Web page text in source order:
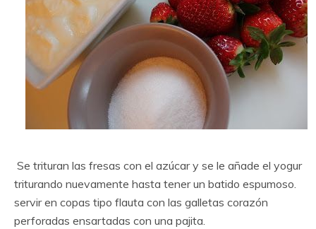
Se trituran las fresas con el azúcar y se le añade el yogur
triturando nuevamente hasta tener un batido espumoso.
servir en copas tipo flauta con las galletas corazón
perforadas ensartadas con una pajita.